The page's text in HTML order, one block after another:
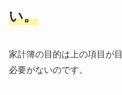
い。
家計簿の目的は上の項目が
必要がないのです。